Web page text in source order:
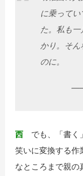
に乗って
た。私も
かり。そ
のに。
――
西 でも、「書く
笑いに変換する作
なところまで親